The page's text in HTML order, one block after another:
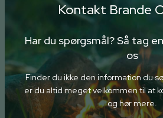
Kontakt Brande
Har du spørgsmål? Så tag
os
Finder du ikke den information du
er du altid meget velkommen til at
og hør mere.